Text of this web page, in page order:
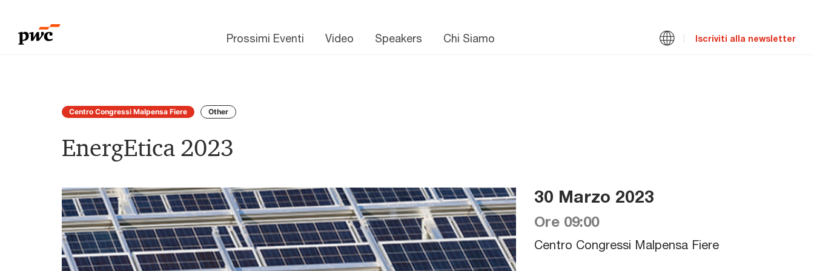
Prossimi Eventi Video Speakers Chi Siamo Iscriviti alla newsletter
Centro Congressi Malpensa Fiere Other
EnergEtica 2023
30 Marzo 2023
Ore 09:00
Centro Congressi Malpensa Fiere